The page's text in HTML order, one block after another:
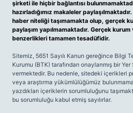
şirketi ile hiçbir bağlantısı
hazırladığımız makaleler
haber niteliği taşımamakta olup, gerçek
paylaşım yapılmamaktadır. Gerçek
benzerlikleri tamamen tesadüfidir.
Sitemiz, 5651 Sayılı Kanun gereğince Bilgi
Kurumu (BTK) tarafından onaylanmış bir
vermektedir. Bu nedenle, sitedeki içerikleri
veya araştırma yükümlülüğümüz
yazdıkları içeriklerin sorumluluğunu
bu sorumluluğu kabul etmiş sayılırlar.